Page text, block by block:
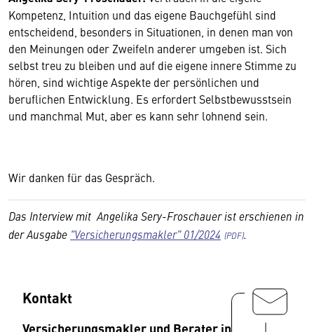
Kompetenz, Intuition und das eigene Bauchgefühl sind
entscheidend, besonders in Situationen, in denen man von
den Meinungen oder Zweifeln anderer umgeben ist. Sich
selbst treu zu bleiben und auf die eigene innere Stimme zu
hören, sind wichtige Aspekte der persönlichen und
beruflichen Entwicklung. Es erfordert Selbstbewusstsein
und manchmal Mut, aber es kann sehr lohnend sein.
Wir danken für das Gespräch.
Das Interview mit Angelika Sery-Froschauerist erschienen in
der Ausgabe "Versicherungsmakler" 01/2024 .
Kontakt
Versicherungsmakler und Berater in